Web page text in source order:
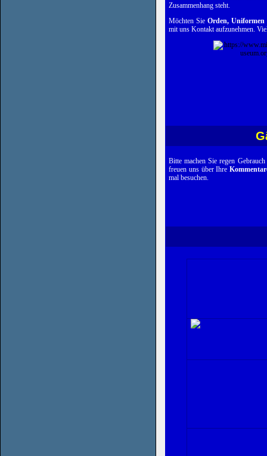
Zusammenhang steht.
Möchten Sie Orden, Uniformen
mit uns Kontakt aufzunehmen.
Bitte machen Sie regen
freuen uns über Ihre
mal besuchen.